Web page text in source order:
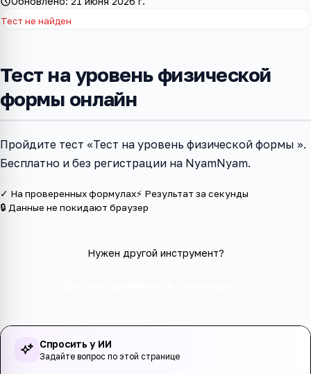
Тест не найден
Тест на уровень физической
формы онлайн
Пройдите тест «Тест на уровень физической формы ».
Бесплатно и без регистрации на NyamNyam.
✓ На проверенных формулах⚡ Результат за секунды
🔒 Данные не покидают браузер
Нужен другой инструмент?
Спросить у ИИ
Задайте вопрос по этой странице